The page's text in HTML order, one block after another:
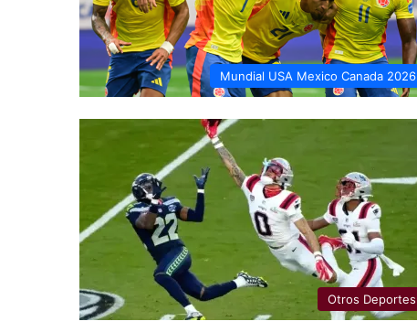
Mundial USA Mexico Canada 2026
Otros Deportes